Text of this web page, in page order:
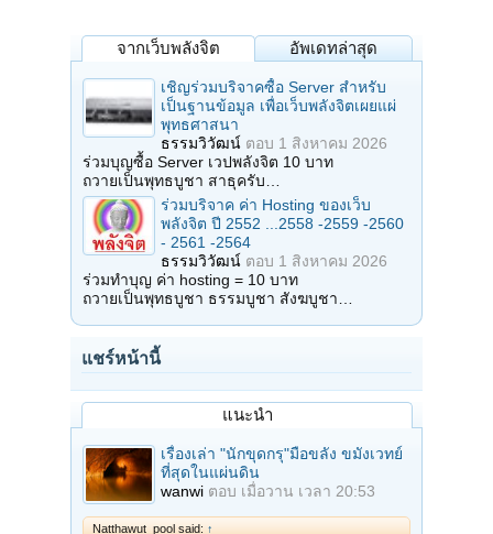
จากเว็บพลังจิต อัพเดทล่าสุด
เชิญร่วมบริจาคซื้อ Server สำหรับ
เป็นฐานข้อมูล เพื่อเว็บพลังจิตเผยแผ่
พุทธศาสนา
ธรรมวิวัฒน์ ตอบ 1 สิงหาคม 2026
ร่วมบุญซื้อ Server เวปพลังจิต 10 บาท
ถวายเป็นพุทธบูชา สาธุครับ…
ร่วมบริจาค ค่า Hosting ของเว็บ
พลังจิต ปี 2552 ...2558 -2559 -2560
- 2561 -2564
ธรรมวิวัฒน์ ตอบ 1 สิงหาคม 2026
ร่วมทำบุญ ค่า hosting = 10 บาท
ถวายเป็นพุทธบูชา ธรรมบูชา สังฆบูชา…
แชร์หน้านี้
แนะนำ
เรื่องเล่า "นักขุดกรุ"มือขลัง ขมังเวทย์
ที่สุดในแผ่นดิน
wanwi ตอบ เมื่อวาน เวลา 20:53
Natthawut_pool said: ↑